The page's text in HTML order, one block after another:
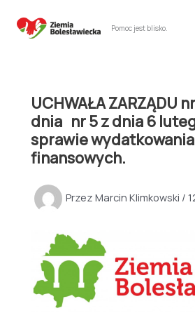
Pomoc jest blisko.
UCHWAŁA ZARZĄDU
dnia nr 5 z dnia 6
sprawie
finansowych.
Przez Marcin Klimkowski /